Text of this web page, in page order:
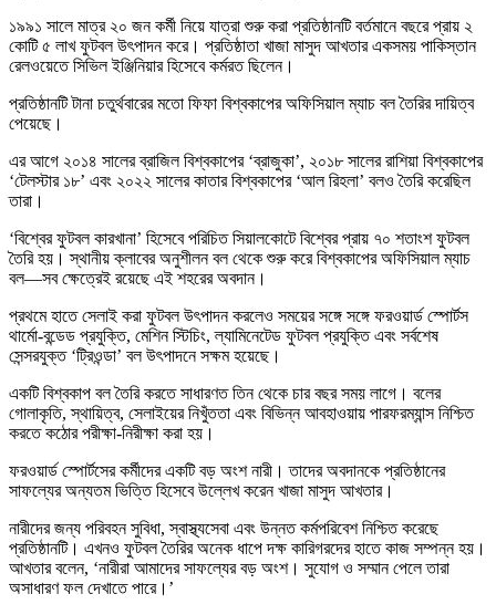
১৯৯১ সালে মাত্র ২০ জন কর্মী নিয়ে যাত্রা শুরু করা প্রতিষ্ঠানটি বর্তমানে বছরে প্রায় ২
কোটি ৫ লাখ ফুটবল উৎপাদন করে। প্রতিষ্ঠাতা খাজা মাসুদ আখতার একসময় পাকিস্তান
রেলওয়েতে সিভিল ইঞ্জিনিয়ার হিসেবে কর্মরত ছিলেন।
প্রতিষ্ঠানটি টানা চতুর্থবারের মতো ফিফা বিশ্বকাপের অফিসিয়াল ম্যাচ বল তৈরির দায়িত্ব
পেয়েছে।
এর আগে ২০১৪ সালের ব্রাজিল বিশ্বকাপের ‘ব্রাজুকা’, ২০১৮ সালের রাশিয়া বিশ্বকাপের
‘টেলস্টার ১৮’ এবং ২০২২ সালের কাতার বিশ্বকাপের ‘আল রিহলা’ বলও তৈরি করেছিল
তারা।
‘বিশ্বের ফুটবল কারখানা’ হিসেবে পরিচিত সিয়ালকোটে বিশ্বের প্রায় ৭০ শতাংশ ফুটবল
তৈরি হয়। স্থানীয় ক্লাবের অনুশীলন বল থেকে শুরু করে বিশ্বকাপের অফিসিয়াল ম্যাচ
বল—সব ক্ষেত্রেই রয়েছে এই শহরের অবদান।
প্রথমে হাতে সেলাই করা ফুটবল উৎপাদন করলেও সময়ের সঙ্গে সঙ্গে ফরওয়ার্ড স্পোর্টস
থার্মো-বন্ডেড প্রযুক্তি, মেশিন স্টিচিং, ল্যামিনেটেড ফুটবল প্রযুক্তি এবং সর্বশেষ
সেন্সরযুক্ত ‘ট্রিওন্ডা’ বল উৎপাদনে সক্ষম হয়েছে।
একটি বিশ্বকাপ বল তৈরি করতে সাধারণত তিন থেকে চার বছর সময় লাগে। বলের
গোলাকৃতি, স্থায়িত্ব, সেলাইয়ের নিখুঁততা এবং বিভিন্ন আবহাওয়ায় পারফরম্যান্স নিশ্চিত
করতে কঠোর পরীক্ষা-নিরীক্ষা করা হয়।
ফরওয়ার্ড স্পোর্টসের কর্মীদের একটি বড় অংশ নারী। তাদের অবদানকে প্রতিষ্ঠানের
সাফল্যের অন্যতম ভিত্তি হিসেবে উল্লেখ করেন খাজা মাসুদ আখতার।
নারীদের জন্য পরিবহন সুবিধা, স্বাস্থ্যসেবা এবং উন্নত কর্মপরিবেশ নিশ্চিত করেছে
প্রতিষ্ঠানটি। এখনও ফুটবল তৈরির অনেক ধাপে দক্ষ কারিগরদের হাতে কাজ সম্পন্ন হয়।
আখতার বলেন, ‘নারীরা আমাদের সাফল্যের বড় অংশ। সুযোগ ও সম্মান পেলে তারা
অসাধারণ ফল দেখাতে পারে।’